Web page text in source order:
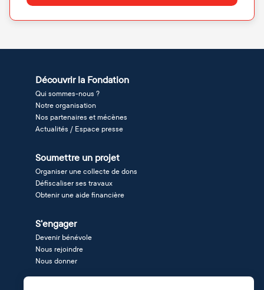
Découvrir la Fondation
Qui sommes-nous ?
Notre organisation
Nos partenaires et mécènes
Actualités / Espace presse
Soumettre un projet
Organiser une collecte de dons
Défiscaliser ses travaux
Obtenir une aide financière
S'engager
Devenir bénévole
Nous rejoindre
Nous donner